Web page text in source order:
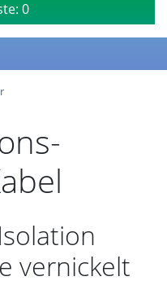
0
vernickelt